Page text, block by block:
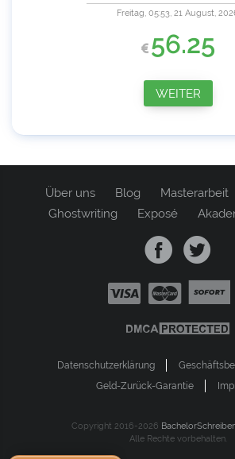
56.25
Freitag, 05:53, 21 August,
WEITER
Über uns Blog Masterarbeit
Ghostwriting
Exposé
Datenschutzerklärung
Geld-Zurück-Garantie
Copyright 2016-2026
Alle Rechte vorbehalten.